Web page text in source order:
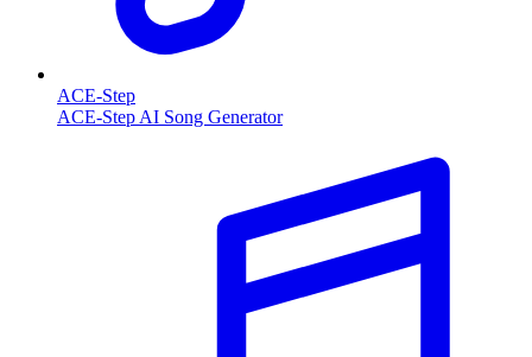
ACE-Step
ACE-Step AI Song Generator